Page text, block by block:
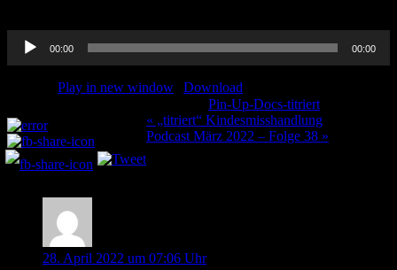
Audio-
Player
00:00 00:00
Play in new window
Download
Pin-Up-Docs-titriert
Beitragsnavigation« „titriert“ Kindesmisshandlung
Podcast März 2022 – Folge 38 »
28. April 2022 um 07:06 Uhr